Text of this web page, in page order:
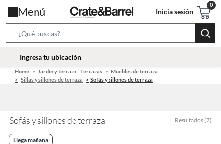
Menú Inicia sesión
Bar
location-
Ingresa tu ubicación
Home Jardín y terraza - Terrazas
Muebles de terraza
Sillas y sillones de terraza
Sofás y sillones de terraza
Sofás y sillones de terraza Resultados (7)
Llega mañana